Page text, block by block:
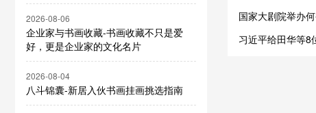
2026-08-06
企业家与书画收藏-书画收藏不只是爱
好，更是企业家的文化名片
2026-08-04
八斗锦囊-新居入伙书画挂画挑选指南
国家大剧院举办
习近平给田华等8